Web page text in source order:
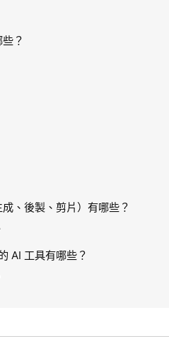
？
、後製、剪片）有哪些？
AI 工具有哪些？